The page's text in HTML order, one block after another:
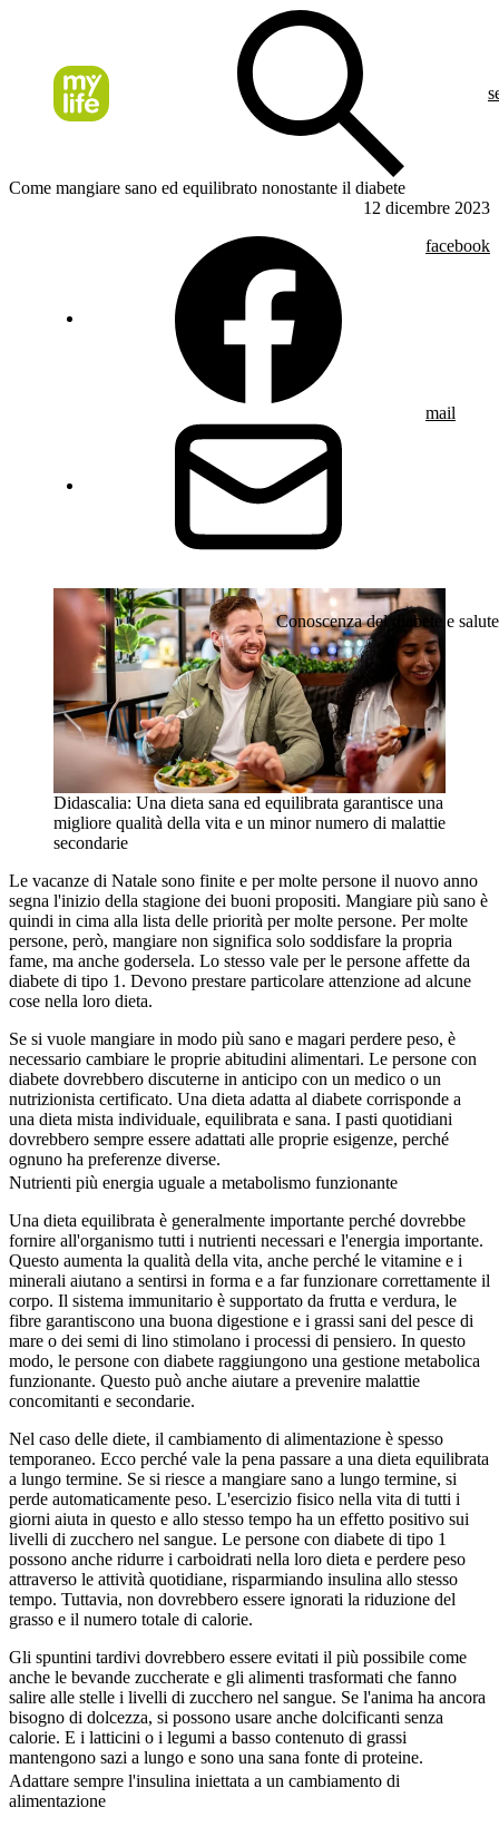
Come mangiare sano ed equilibrato nonostante il diabete
12 dicembre 2023
facebook
mail
Conoscenza del diabete e salute
Didascalia: Una dieta sana ed equilibrata garantisce una
migliore qualità della vita e un minor numero di malattie
secondarie
Le vacanze di Natale sono finite e per molte persone il nuovo anno
segna l'inizio della stagione dei buoni propositi. Mangiare più sano è
quindi in cima alla lista delle priorità per molte persone. Per molte
persone, però, mangiare non significa solo soddisfare la propria
fame, ma anche godersela. Lo stesso vale per le persone affette da
diabete di tipo 1. Devono prestare particolare attenzione ad alcune
cose nella loro dieta.
Se si vuole mangiare in modo più sano e magari perdere peso, è
necessario cambiare le proprie abitudini alimentari. Le persone con
diabete dovrebbero discuterne in anticipo con un medico o un
nutrizionista certificato. Una dieta adatta al diabete corrisponde a
una dieta mista individuale, equilibrata e sana. I pasti quotidiani
dovrebbero sempre essere adattati alle proprie esigenze, perché
ognuno ha preferenze diverse.
Nutrienti più energia uguale a metabolismo funzionante
Una dieta equilibrata è generalmente importante perché dovrebbe
fornire all'organismo tutti i nutrienti necessari e l'energia importante.
Questo aumenta la qualità della vita, anche perché le vitamine e i
minerali aiutano a sentirsi in forma e a far funzionare correttamente il
corpo. Il sistema immunitario è supportato da frutta e verdura, le
fibre garantiscono una buona digestione e i grassi sani del pesce di
mare o dei semi di lino stimolano i processi di pensiero. In questo
modo, le persone con diabete raggiungono una gestione metabolica
funzionante. Questo può anche aiutare a prevenire malattie
concomitanti e secondarie.
Nel caso delle diete, il cambiamento di alimentazione è spesso
temporaneo. Ecco perché vale la pena passare a una dieta equilibrata
a lungo termine. Se si riesce a mangiare sano a lungo termine, si
perde automaticamente peso. L'esercizio fisico nella vita di tutti i
giorni aiuta in questo e allo stesso tempo ha un effetto positivo sui
livelli di zucchero nel sangue. Le persone con diabete di tipo 1
possono anche ridurre i carboidrati nella loro dieta e perdere peso
attraverso le attività quotidiane, risparmiando insulina allo stesso
tempo. Tuttavia, non dovrebbero essere ignorati la riduzione del
grasso e il numero totale di calorie.
Gli spuntini tardivi dovrebbero essere evitati il più possibile come
anche le bevande zuccherate e gli alimenti trasformati che fanno
salire alle stelle i livelli di zucchero nel sangue. Se l'anima ha ancora
bisogno di dolcezza, si possono usare anche dolcificanti senza
calorie. E i latticini o i legumi a basso contenuto di grassi
mantengono sazi a lungo e sono una sana fonte di proteine.
Adattare sempre l'insulina iniettata a un cambiamento di
alimentazione